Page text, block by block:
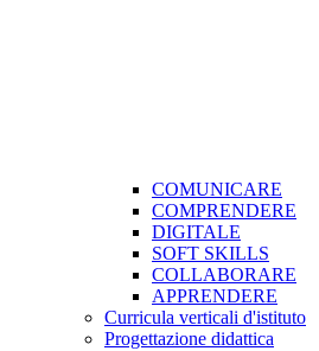
COMUNICARE
COMPRENDERE
DIGITALE
SOFT SKILLS
COLLABORARE
APPRENDERE
Curricula verticali d'istituto
Progettazione didattica